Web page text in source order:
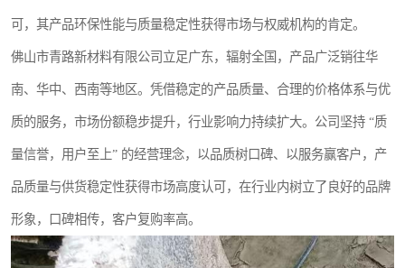
可，其产品环保性能与质量稳定性获得市场与权威机构的肯定。
佛山市青路新材料有限公司立足广东，辐射全国，产品广泛销往华
南、华中、西南等地区。凭借稳定的产品质量、合理的价格体系与优
质的服务，市场份额稳步提升，行业影响力持续扩大。公司坚持 “质
量信誉，用户至上” 的经营理念，以品质树口碑、以服务赢客户，产
品质量与供货稳定性获得市场高度认可，在行业内树立了良好的品牌
形象，口碑相传，客户复购率高。